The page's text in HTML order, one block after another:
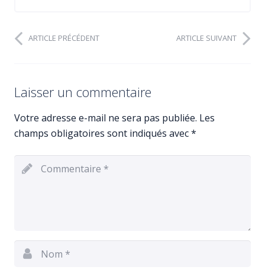
ARTICLE PRÉCÉDENT ARTICLE SUIVANT
Laisser un commentaire
Votre adresse e-mail ne sera pas publiée. Les
champs obligatoires sont indiqués avec*